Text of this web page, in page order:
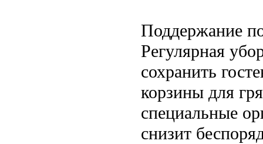
Поддержание
Регулярная
сохранить
корзины для
специальные
снизит